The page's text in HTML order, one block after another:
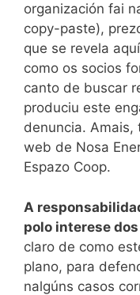
organización fai
copy-paste),
que se revela
como os socios
canto de buscar
produciu este
denuncia.
web de Nosa
Espazo Coop.
A
polo interese
claro de como
plano, para
nalgúns casos